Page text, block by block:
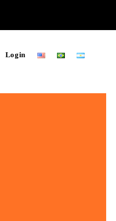
Login